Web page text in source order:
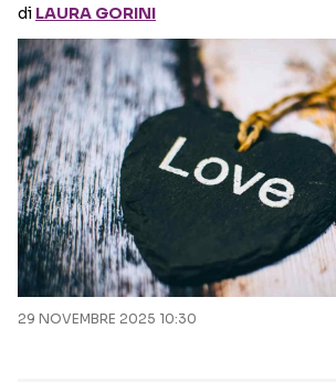
Seguici sui social
di LAURA GORINI
29 NOVEMBRE 2025 10:30